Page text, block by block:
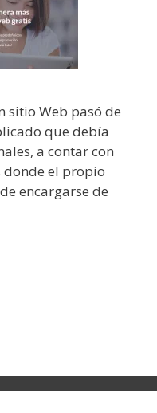
sitio Web pasó de
que debía
a contar con
donde el propio
encargarse de